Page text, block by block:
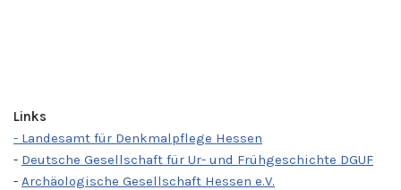
Links
- Landesamt für Denkmalpflege Hessen
- Deutsche Gesellschaft für Ur- und Frühgeschichte DGUF
- Archäologische Gesellschaft Hessen e.V.